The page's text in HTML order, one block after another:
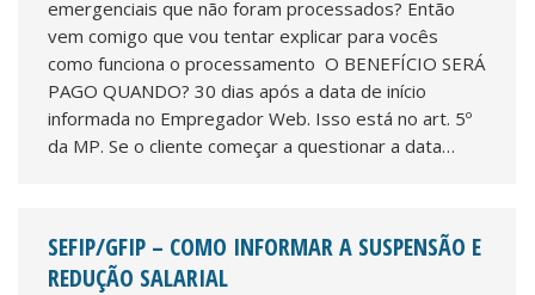
emergenciais que não foram processados? Então
vem comigo que vou tentar explicar para vocês
como funciona o processamento O BENEFÍCIO SERÁ
PAGO QUANDO? 30 dias após a data de início
informada no Empregador Web. Isso está no art. 5º
da MP. Se o cliente começar a questionar a data…
SEFIP/GFIP – COMO INFORMAR A SUSPENSÃO E
REDUÇÃO SALARIAL